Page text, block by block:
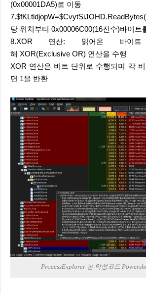
(0x00001DA5)로 이동
당 위치부터 0x00006C00(16진수)바이트
8.XOR 연산: 읽어온 바이
해 XOR(Exclusive OR) 연산을 수행
XOR 연산은 비트 단위로 수행되며 각
면 1을 반환
ProcessExplorer 본 악성코드